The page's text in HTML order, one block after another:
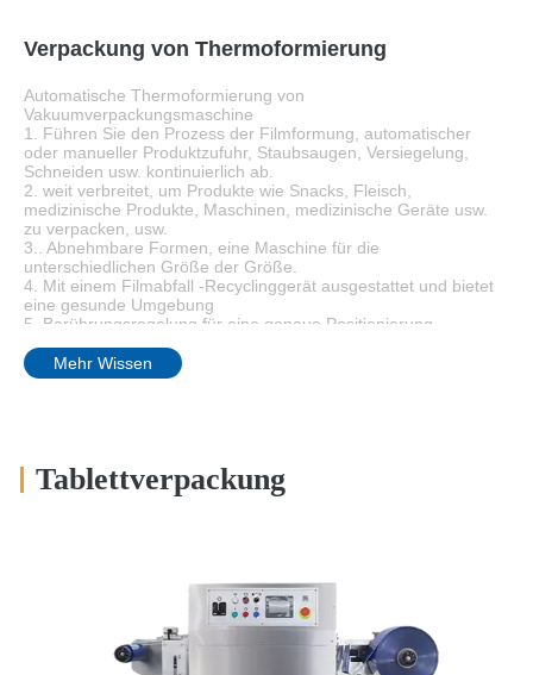
Verpackung von Thermoformierung
Automatische Thermoformierung von
Vakuumverpackungsmaschine
1. Führen Sie den Prozess der Filmformung, automatischer
oder manueller Produktzufuhr, Staubsaugen, Versiegelung,
Schneiden usw. kontinuierlich ab.
2. weit verbreitet, um Produkte wie Snacks, Fleisch,
medizinische Produkte, Maschinen, medizinische Geräte usw.
zu verpacken, usw.
3.. Abnehmbare Formen, eine Maschine für die
unterschiedlichen Größe der Größe.
4. Mit einem Filmabfall -Recyclinggerät ausgestattet und bietet
eine gesunde Umgebung
5. Berührungsregelung für eine genaue Positionierung
6. Es ist möglich, transparent oder in Farbe in Farbe zu packen
Mehr Wissen
Tablettverpackung